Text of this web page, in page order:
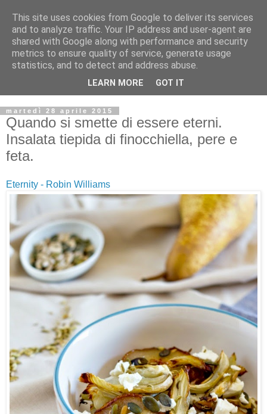
martedì 28 aprile 2015
Quando si smette di essere eterni.
Insalata tiepida di finocchiella, pere e
feta.
Eternity - Robin Williams
This site uses cookies from Google to deliver its services
and to analyze traffic. Your IP address and user-agent are
shared with Google along with performance and security
metrics to ensure quality of service, generate usage
statistics, and to detect and address abuse.
LEARN MORE GOT IT